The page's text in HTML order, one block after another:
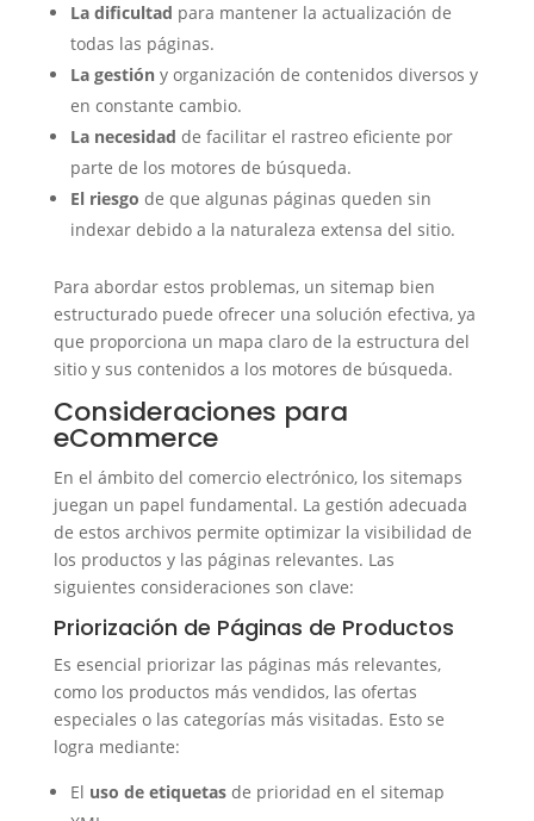
La dificultad para mantener la actualización de
todas las páginas.
La gestióny organización de contenidos diversos y
en constante cambio.
La necesidad de facilitar el rastreo eficiente por
parte de los motores de búsqueda.
El riesgo de que algunas páginas queden sin
indexar debido a la naturaleza extensa del sitio.
Para abordar estos problemas, un sitemap bien
estructurado puede ofrecer una solución efectiva, ya
que proporciona un mapa claro de la estructura del
sitio y sus contenidos a los motores de búsqueda.
Consideraciones para
eCommerce
En el ámbito del comercio electrónico, los sitemaps
juegan un papel fundamental. La gestión adecuada
de estos archivos permite optimizar la visibilidad de
los productos y las páginas relevantes. Las
siguientes consideraciones son clave:
Priorización de Páginas de Productos
Es esencial priorizar las páginas más relevantes,
como los productos más vendidos, las ofertas
especiales o las categorías más visitadas. Esto se
logra mediante:
El uso de etiquetasde prioridad en el sitemap